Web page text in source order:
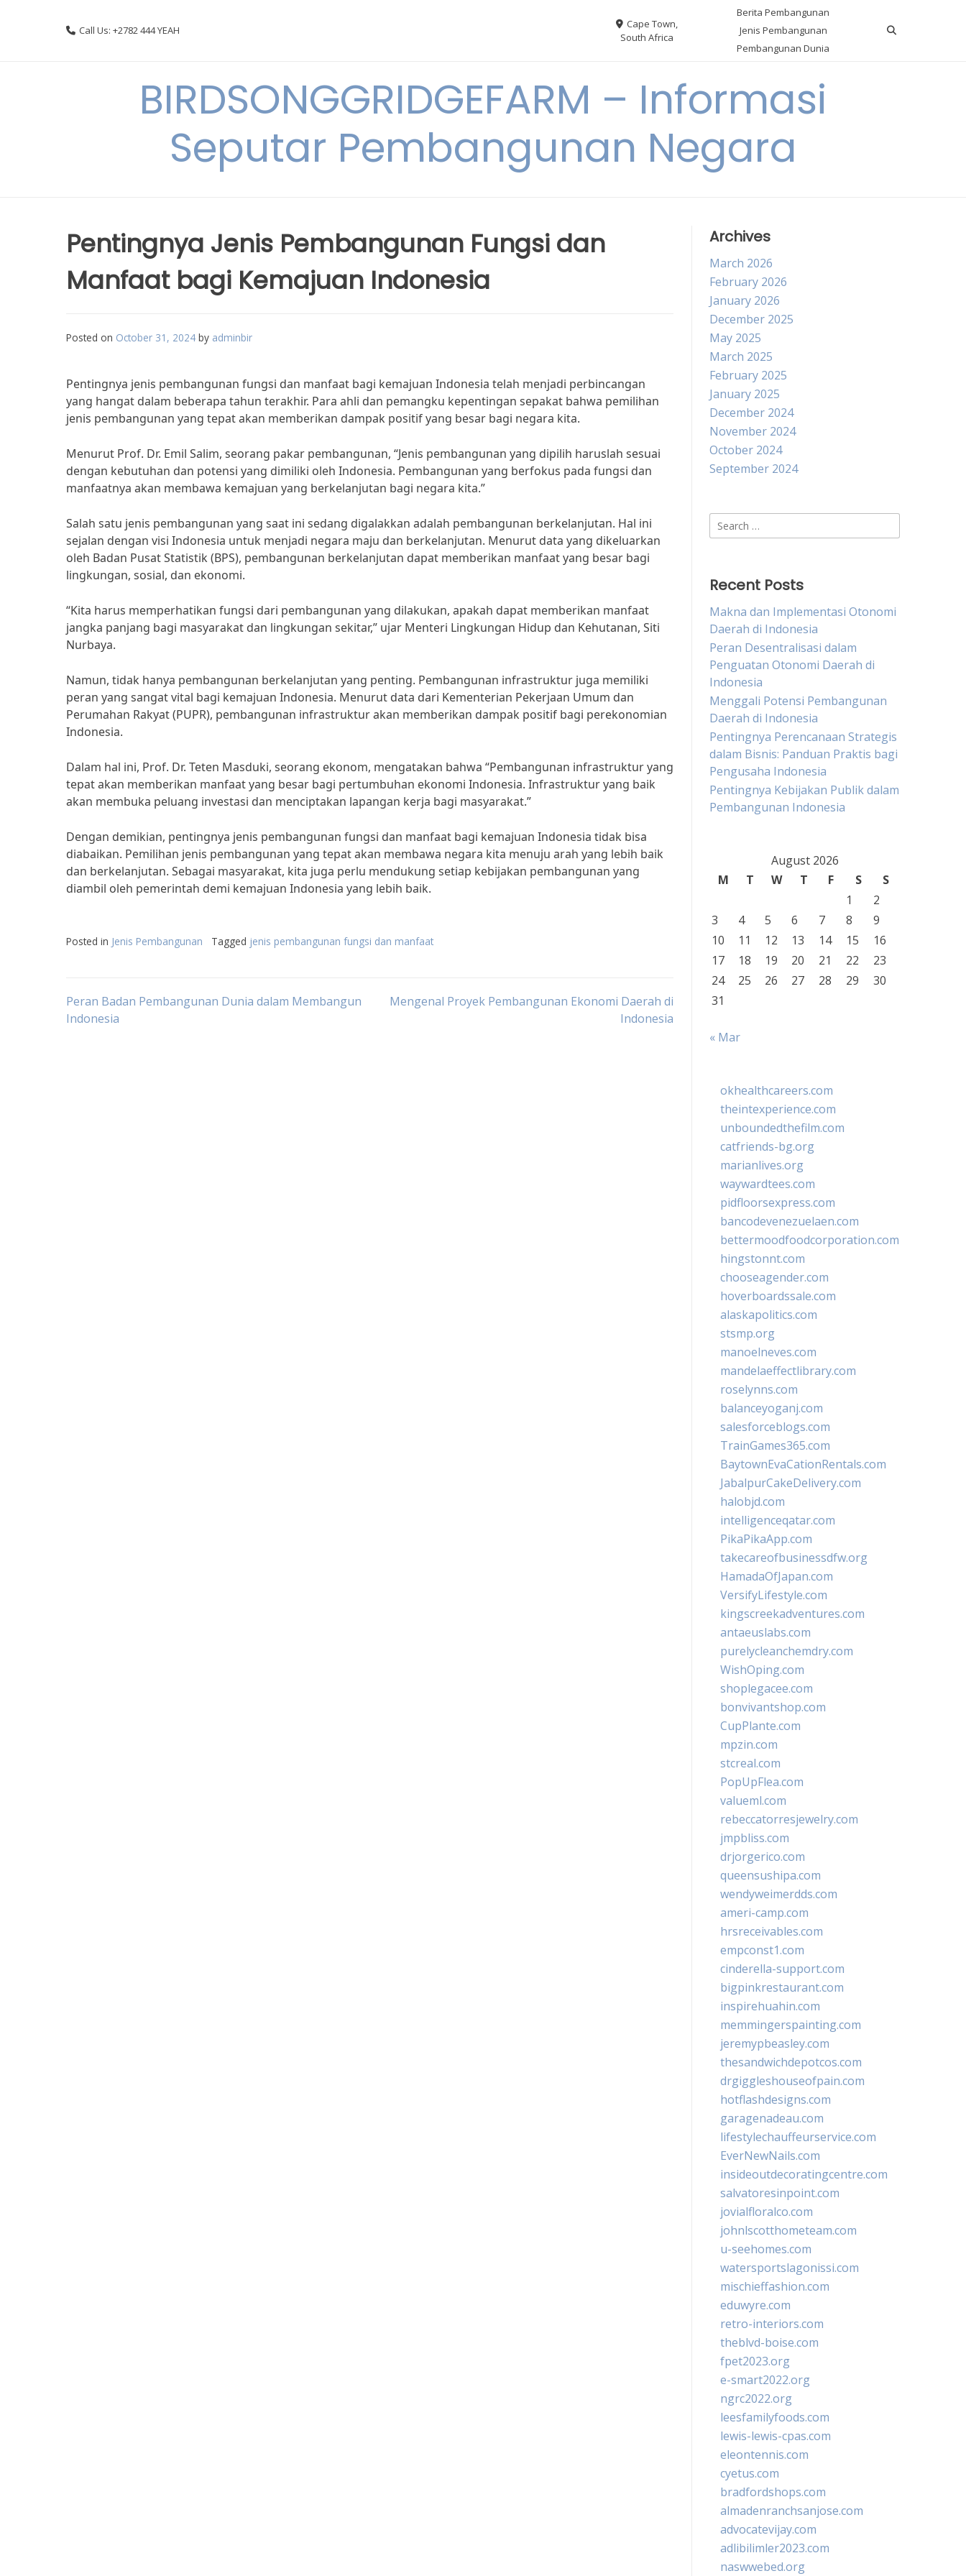
Call Us: +2782 444 YEAH
Cape Town,
South Africa
Berita Pembangunan
Jenis Pembangunan
Pembangunan Dunia
BIRDSONGGRIDGEFARM – Informasi
Seputar Pembangunan Negara
Pentingnya Jenis Pembangunan Fungsi dan
Manfaat bagi Kemajuan Indonesia
Posted on October 31, 2024 by adminbir
Pentingnya jenis pembangunan fungsi dan manfaat bagi kemajuan Indonesia telah menjadi perbincangan
yang hangat dalam beberapa tahun terakhir. Para ahli dan pemangku kepentingan sepakat bahwa pemilihan
jenis pembangunan yang tepat akan memberikan dampak positif yang besar bagi negara kita.
Menurut Prof. Dr. Emil Salim, seorang pakar pembangunan, “Jenis pembangunan yang dipilih haruslah sesuai
dengan kebutuhan dan potensi yang dimiliki oleh Indonesia. Pembangunan yang berfokus pada fungsi dan
manfaatnya akan membawa kemajuan yang berkelanjutan bagi negara kita.”
Salah satu jenis pembangunan yang saat ini sedang digalakkan adalah pembangunan berkelanjutan. Hal ini
sejalan dengan visi Indonesia untuk menjadi negara maju dan berkelanjutan. Menurut data yang dikeluarkan
oleh Badan Pusat Statistik (BPS), pembangunan berkelanjutan dapat memberikan manfaat yang besar bagi
lingkungan, sosial, dan ekonomi.
“Kita harus memperhatikan fungsi dari pembangunan yang dilakukan, apakah dapat memberikan manfaat
jangka panjang bagi masyarakat dan lingkungan sekitar,” ujar Menteri Lingkungan Hidup dan Kehutanan, Siti
Nurbaya.
Namun, tidak hanya pembangunan berkelanjutan yang penting. Pembangunan infrastruktur juga memiliki
peran yang sangat vital bagi kemajuan Indonesia. Menurut data dari Kementerian Pekerjaan Umum dan
Perumahan Rakyat (PUPR), pembangunan infrastruktur akan memberikan dampak positif bagi perekonomian
Indonesia.
Dalam hal ini, Prof. Dr. Teten Masduki, seorang ekonom, mengatakan bahwa “Pembangunan infrastruktur yang
tepat akan memberikan manfaat yang besar bagi pertumbuhan ekonomi Indonesia. Infrastruktur yang baik
akan membuka peluang investasi dan menciptakan lapangan kerja bagi masyarakat.”
Dengan demikian, pentingnya jenis pembangunan fungsi dan manfaat bagi kemajuan Indonesia tidak bisa
diabaikan. Pemilihan jenis pembangunan yang tepat akan membawa negara kita menuju arah yang lebih baik
dan berkelanjutan. Sebagai masyarakat, kita juga perlu mendukung setiap kebijakan pembangunan yang
diambil oleh pemerintah demi kemajuan Indonesia yang lebih baik.
Posted in Jenis Pembangunan Tagged jenis pembangunan fungsi dan manfaat
Post
Peran Badan Pembangunan Dunia dalam Membangun
Indonesia
Mengenal Proyek Pembangunan Ekonomi Daerah di
Indonesia
Archives
March 2026
February 2026
January 2026
December 2025
May 2025
March 2025
February 2025
January 2025
December 2024
November 2024
October 2024
September 2024
Search
for:
Recent Posts
Makna dan Implementasi Otonomi
Daerah di Indonesia
Peran Desentralisasi dalam
Penguatan Otonomi Daerah di
Indonesia
Menggali Potensi Pembangunan
Daerah di Indonesia
Pentingnya Perencanaan Strategis
dalam Bisnis: Panduan Praktis bagi
Pengusaha Indonesia
Pentingnya Kebijakan Publik dalam
Pembangunan Indonesia
August 2026
M
T W T F S
S
1
2
3
4 5 6 7 8
9
10
11 12 13 14 15
16
17
18 19 20 21 22
23
24
25 26 27 28 29
30
31
« Mar
okhealthcareers.com
theintexperience.com
unboundedthefilm.com
catfriends-bg.org
marianlives.org
waywardtees.com
pidfloorsexpress.com
bancodevenezuelaen.com
bettermoodfoodcorporation.com
hingstonnt.com
chooseagender.com
hoverboardssale.com
alaskapolitics.com
stsmp.org
manoelneves.com
mandelaeffectlibrary.com
roselynns.com
balanceyoganj.com
salesforceblogs.com
TrainGames365.com
BaytownEvaCationRentals.com
JabalpurCakeDelivery.com
halobjd.com
intelligenceqatar.com
PikaPikaApp.com
takecareofbusinessdfw.org
HamadaOfJapan.com
VersifyLifestyle.com
kingscreekadventures.com
antaeuslabs.com
purelycleanchemdry.com
WishOping.com
shoplegacee.com
bonvivantshop.com
CupPlante.com
mpzin.com
stcreal.com
PopUpFlea.com
valueml.com
rebeccatorresjewelry.com
jmpbliss.com
drjorgerico.com
queensushipa.com
wendyweimerdds.com
ameri-camp.com
hrsreceivables.com
empconst1.com
cinderella-support.com
bigpinkrestaurant.com
inspirehuahin.com
memmingerspainting.com
jeremypbeasley.com
thesandwichdepotcos.com
drgiggleshouseofpain.com
hotflashdesigns.com
garagenadeau.com
lifestylechauffeurservice.com
EverNewNails.com
insideoutdecoratingcentre.com
salvatoresinpoint.com
jovialfloralco.com
johnlscotthometeam.com
u-seehomes.com
watersportslagonissi.com
mischieffashion.com
eduwyre.com
retro-interiors.com
theblvd-boise.com
fpet2023.org
e-smart2022.org
ngrc2022.org
leesfamilyfoods.com
lewis-lewis-cpas.com
eleontennis.com
cyetus.com
bradfordshops.com
almadenranchsanjose.com
advocatevijay.com
adlibilimler2023.com
naswwebed.org